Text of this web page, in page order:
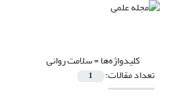
کلیدواژه‌ها =سلامت روانی
تعداد مقالات: 1